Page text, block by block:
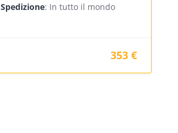
Spedizione: In tutto il mondo
353 €